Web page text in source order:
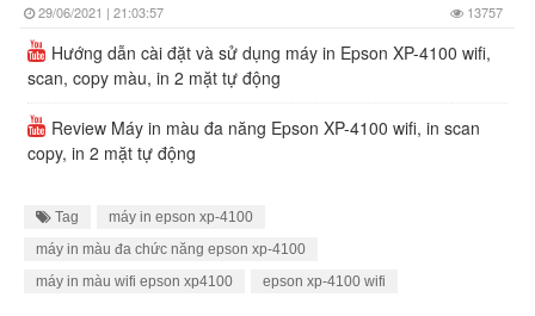
29/06/2021 | 21:03:57 13757
Hướng dẫn cài đặt và sử dụng máy in Epson XP-4100 wifi,
scan, copy màu, in 2 mặt tự động
Review Máy in màu đa năng Epson XP-4100 wifi, in scan
copy, in 2 mặt tự động
Tag
máy in epson xp-4100
máy in màu đa chức năng epson xp-4100
máy in màu wifi epson xp4100
epson xp-4100 wifi